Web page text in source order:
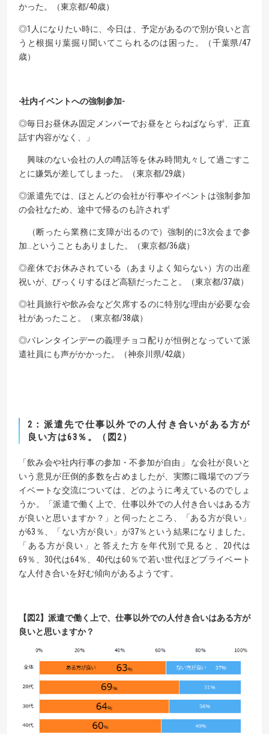
かった。（東京都/40歳）
◎1人になりたい時に、今日は、予定があるので別が良いと言
うと根掘り葉掘り聞いてこられるのは困った。（千葉県/47
歳）
-社内イベントへの強制参加-
◎毎日お昼休み固定メンバーでお昼をとらねばならず、正直
話す内容がなく、」
興味のない会社の人の噂話等を休み時間丸々して過ごすこ
とに嫌気が差してしまった。（東京都/29歳）
◎派遣先では、ほとんどの会社が行事やイベントは強制参加
の会社なため、 途中で帰るのも許されず
（断ったら業務に支障が出るので）強制的に3次会まで参
加…ということもありました。（東京都/36歳）
◎産休でお休みされている（あまりよく知らない）方の出産
祝いが、びっくりするほど高額だったこと。
（東京都/37歳）
◎社員旅行や飲み会など欠席するのに特別な理由が必要な会
社があったこと。（東京都/38歳）
◎バレンタインデーの義理チョコ配りが恒例となっていて派
遣社員にも声がかかった。（神奈川県/42歳）
2：派遣先で仕事以外での人付き合いがある方が
良い方は63％。（図2）
「飲み会や社内行事の参加・不参加が自由」 な会社が良いと
いう意見が圧倒的多数を占めましたが、実際に職場でのプラ
イベートな交流については、どのように考えているのでしょ
うか。「派遣で働く上で、仕事以外での人付き合いはある方
が良いと思いますか？」と伺ったところ、「ある方が良い」
が63％、「ない方が良い」が37％という結果になりました。
「ある方が良い」と答えた方を年代別で見ると、20代は
69％、30代は64％、40代は60％で若い世代ほどプライベート
な人付き合いを好む傾向があるようです。
【図2】派遣で働く上で、仕事以外での人付き合いはある方が
良いと思いますか？